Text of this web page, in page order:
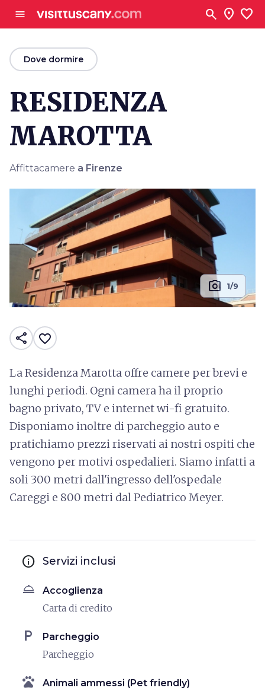
menu search location_on favorite
arrow_backDove dormire
RESIDENZA
MAROTTA
Affittacamere a Firenze
photo_camera 1/9
share favorite_border
La Residenza Marotta offre camere per brevi e
lunghi periodi. Ogni camera ha il proprio
bagno privato, TV e internet wi-fi gratuito.
Disponiamo inoltre di parcheggio auto e
pratichiamo prezzi riservati ai nostri ospiti che
vengono per motivi ospedalieri. Siamo infatti a
soli 300 metri dall'ingresso dell'ospedale
Careggi e 800 metri dal Pediatrico Meyer.
info Servizi inclusi
room_service Accoglienza
Carta di credito
local_parking Parcheggio
Parcheggio
pets Animali ammessi (Pet friendly)